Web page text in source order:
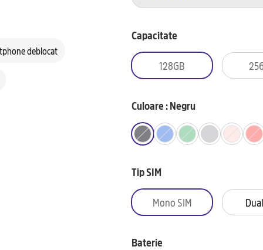
deblocat
Capacitate
128GB
Culoare : Negru
Tip SIM
Mono SIM
Baterie